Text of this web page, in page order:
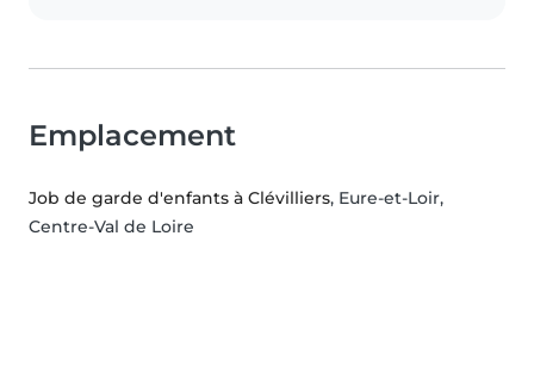
Emplacement
Job de garde d'enfants à Clévilliers, Eure-et-Loir,
Centre-Val de Loire